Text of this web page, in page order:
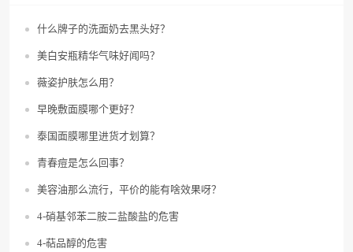
什么牌子的洗面奶去黑头好？
美白安瓶精华气味好闻吗？
薇姿护肤怎么用？
早晚敷面膜哪个更好？
泰国面膜哪里进货才划算？
青春痘是怎么回事？
美容油那么流行，平价的能有啥效果呀？
4-硝基邻苯二胺二盐酸盐的危害
4-萜品醇的危害